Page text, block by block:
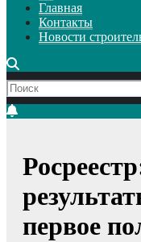
Главная
Контакты
Новости
первое